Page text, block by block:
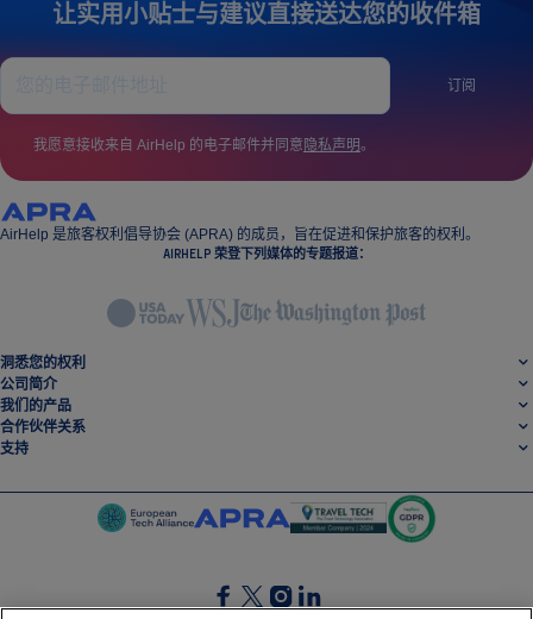
让实用小贴士与建议直接送达您的收件箱
订阅
我愿意接收来自 AirHelp 的电子邮件并同意 隐私声明。
AirHelp 是旅客权利倡导协会 (APRA) 的成员，旨在促进和保护旅客的权利。
AIRHELP 荣登下列媒体的专题报道：
洞悉您的权利
公司简介
我们的产品
合作伙伴关系
支持